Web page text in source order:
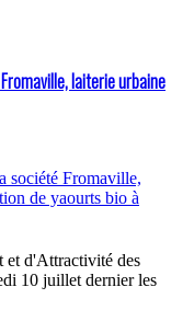
laiterie urbaine
d'Attractivité des
10 juillet dernier les